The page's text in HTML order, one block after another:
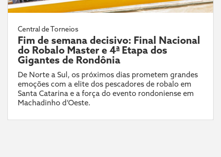
Central de Torneios
Fim de semana decisivo: Final Nacional
do Robalo Master e 4ª Etapa dos
Gigantes de Rondônia
De Norte a Sul, os próximos dias prometem grandes
emoções com a elite dos pescadores de robalo em
Santa Catarina e a força do evento rondoniense em
Machadinho d’Oeste.